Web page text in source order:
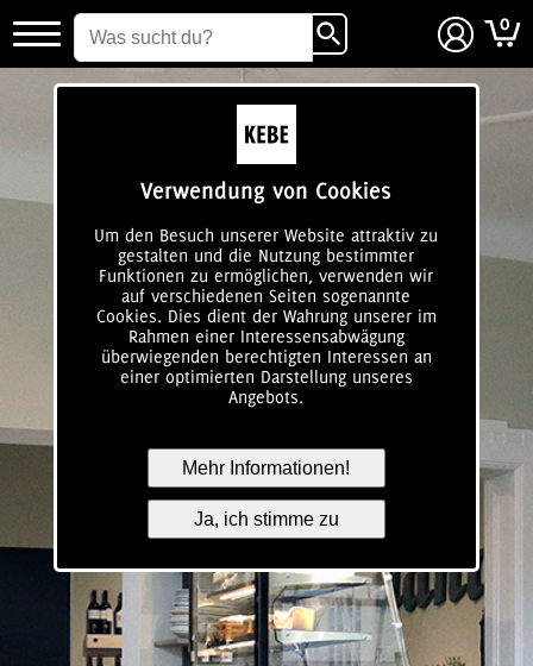
Verwendung von Cookies
Um den Besuch unserer Website attraktiv zu
gestalten und die Nutzung bestimmter
Funktionen zu ermöglichen, verwenden wir
auf verschiedenen Seiten sogenannte
Cookies. Dies dient der Wahrung unserer im
Rahmen einer Interessensabwägung
überwiegenden berechtigten Interessen an
einer optimierten Darstellung unseres
Angebots.
Mehr Informationen!
Ja, ich stimme zu
login 0